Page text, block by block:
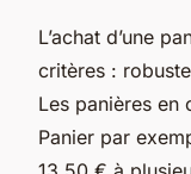
L’achat d’une
critères :
Les panières en
Panier par